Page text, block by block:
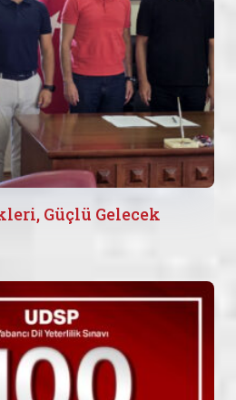
Güçlü Gelecek